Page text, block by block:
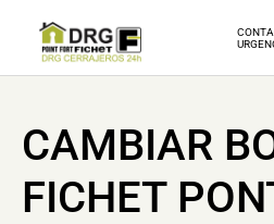
CAMBIAR
FICHET